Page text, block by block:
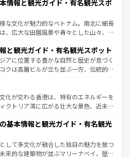
のスイーツなど、バラエティ豊かな料理
ばせば四季折々の自然美を楽しむことが
キムチや焼肉、絶品のストリートフード
韓国料理が待っている。夜には、韓国な
イフも堪能できる。あたたかいホスピタ
わってみてほしい。 なお、新着の韓国情報はコンテンツ一
い。
情報と観光ガイド・有名観光スポ
な文化が魅力的なベトナム。南北に細長
、広大な田園風景や青々とした山々、世
伝統が息づく。ハノイの古い町並みやホ
ンス統治時代の建物も、独特の雰囲気を
また、バラエティの豊かさとおいしさで
インミー、ベトナムコーヒーなどは、ぜ
い。どの地域を訪れてもあたたかい人々
くれるので、きっと忘れられない旅にな
と観光ガイド・有名観光スポット
アに位置する豊かな自然と歴史が息づく
クは高層ビルが立ち並ぶ一方、伝統的な
いる。北部ではチェンマイなどの山岳地
い、南部ではプーケットやクラビの美し
ト気分を楽しむことができる。タイ料理
年中温暖で、どの季節にも異なる楽しみ
しみやすいタイの人々、仏教を中心とし
様な観光資源が、訪れる旅人を魅了し続
新着のタイ情報はコンテンツ一覧を参照して
化が交わる香港は、特有のエネルギーを
クトリア湾に広がる壮大な景色、近未来
も感動するはず。観光スポットが密集し
見どころを回れるのも魅力。息をのむよ
的な体験まで、香港を存分に楽しみ尽く
新着の香港情報はコンテンツ一覧を参照して
基本情報と観光ガイド・有名観光
して多文化が融合した独自の魅力を放つ
来的な建築物が並ぶマリーナベイ、歴史